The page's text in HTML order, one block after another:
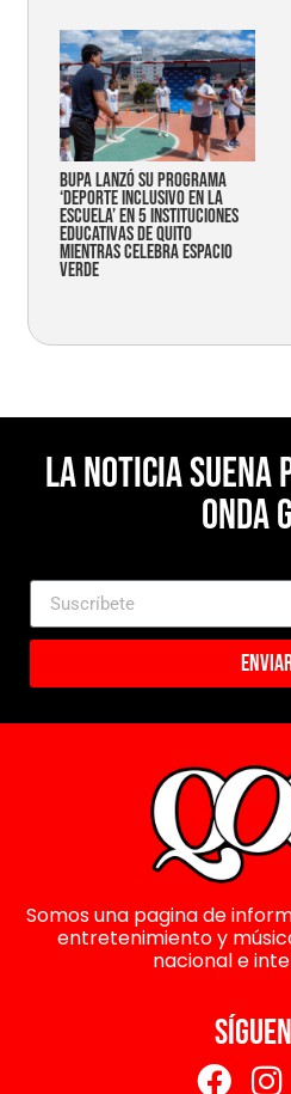
Bupa lanzó su programa
‘Deporte Inclusivo en la
Escuela’ en 5 instituciones
educativas de Quito
mientras celebra espacio
verde
La noticia suena
Onda
Somos una pagina de
entretenimiento y
nacional e